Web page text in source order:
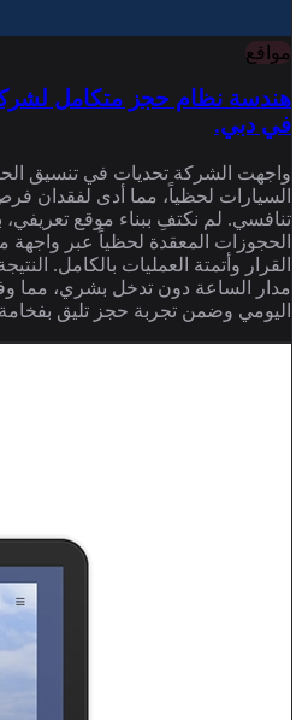
مواقع
في دبي.
واجهت الشركة تحديات في تنسيق
السيارات لحظياً، مما أدى لفقدان
تنافسي. لم نكتفِ ببناء موقع تعريفي،
الحجوزات المعقدة لحظياً عبر
القرار وأتمتة العمليات بالكامل.
مدار الساعة دون تدخل بشري، مما
اليومي وضمن تجربة حجز تليق